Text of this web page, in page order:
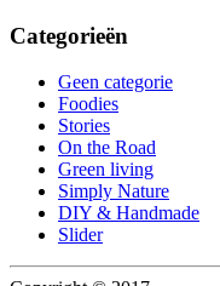
Categorieën
Geen categorie
Foodies
Stories
On the Road
Green living
Simply Nature
DIY & Handmade
Slider